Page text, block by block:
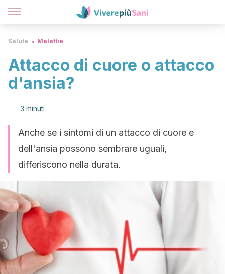
Salute Malattie
Attacco di cuore o attacco
d'ansia?
3 minuti
Anche se i sintomi di un attacco di cuore e
dell'ansia possono sembrare uguali,
differiscono nella durata.